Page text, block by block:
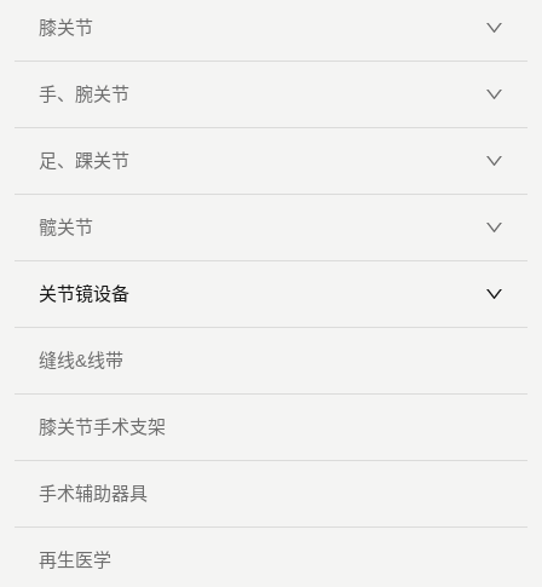
膝关节
手、腕关节
足、踝关节
髋关节
关节镜设备
缝线&线带
膝关节手术支架
手术辅助器具
再生医学